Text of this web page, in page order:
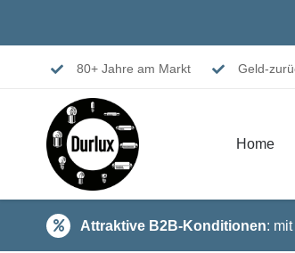
80+ Jahre am Markt Geld-
Home
Attraktive B2B-Konditionen: